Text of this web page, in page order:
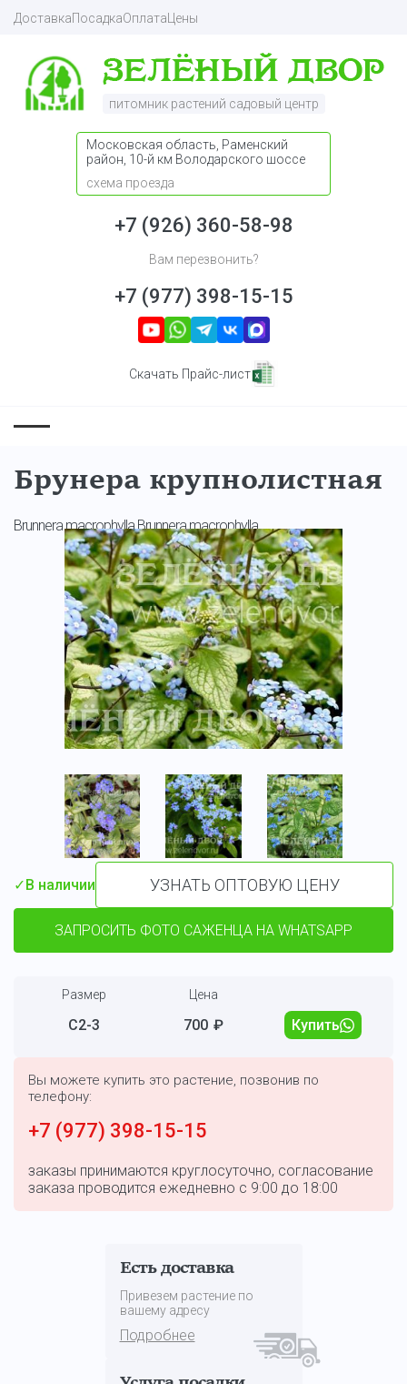
ДоставкаПосадкаОплата Цены
питомник растений садовый центр
Московская область, Раменский
район, 10-й км Володарского шоссе
схема проезда
+7 (926) 360-58-98
Вам перезвонить?
+7 (977) 398-15-15
Скачать Прайс-лист
Брунера крупнолистная
Brunnera macrophylla Brunnera macrophylla
✓В наличии УЗНАТЬ ОПТОВУЮ ЦЕНУ
ЗАПРОСИТЬ ФОТО САЖЕНЦА НА WHATSAPP
Размер Цена
С2-3 700 ₽ Купить
Вы можете купить это растение, позвонив по
телефону:
+7 (977) 398-15-15
заказы принимаются круглосуточно, согласование
заказа проводится ежедневно с 9:00 до 18:00
Есть доставка
Привезем растение по
вашему адресу
Подробнее